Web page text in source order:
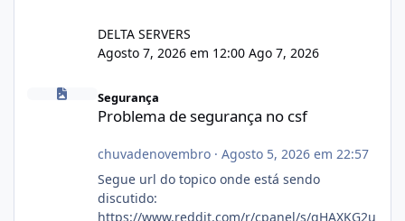
DELTA SERVERS
Agosto 7, 2026 em 12:00 Ago 7, 2026
Problema de segurança no csf
Segurança
Problema de segurança no csf
chuvadenovembro· Agosto 5, 2026 em 22:57
Segue url do topico onde está sendo
discutido:
https://www.reddit.com/r/cpanel/s/gHAXKG2u